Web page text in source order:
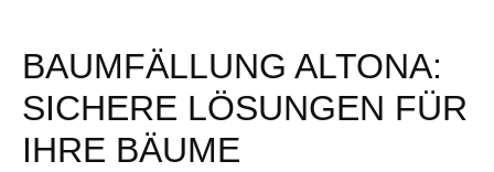
BAUMFÄLLUNG ALTONA:
SICHERE LÖSUNGEN FÜR
IHRE BÄUME